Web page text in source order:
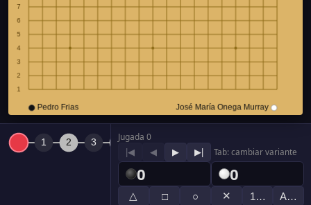
Jugada 0
|◀ ◀ ▶ ▶| Tab: cambiar variante
0 0
△ □ ○ ✕ 1… A…